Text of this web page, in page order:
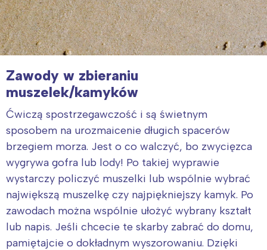
Zawody w zbieraniu
muszelek/kamyków
Ćwiczą spostrzegawczość i są świetnym
sposobem na urozmaicenie długich spacerów
brzegiem morza. Jest o co walczyć, bo zwycięzca
wygrywa gofra lub lody! Po takiej wyprawie
wystarczy policzyć muszelki lub wspólnie wybrać
największą muszelkę czy najpiękniejszy kamyk. Po
zawodach można wspólnie ułożyć wybrany kształt
lub napis. Jeśli chcecie te skarby zabrać do domu,
pamiętajcie o dokładnym wyszorowaniu. Dzięki